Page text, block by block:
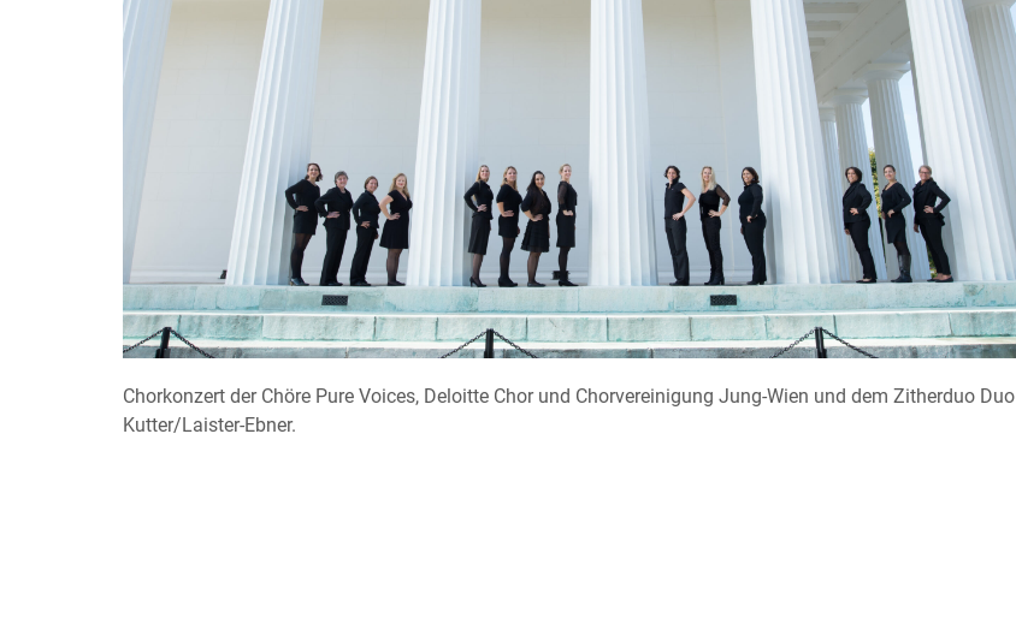
Chorkonzert der Chöre Pure Voices, Deloitte Chor und Chorvereinigung Jung-Wien und dem Zitherduo Duo
Kutter/Laister-Ebner.